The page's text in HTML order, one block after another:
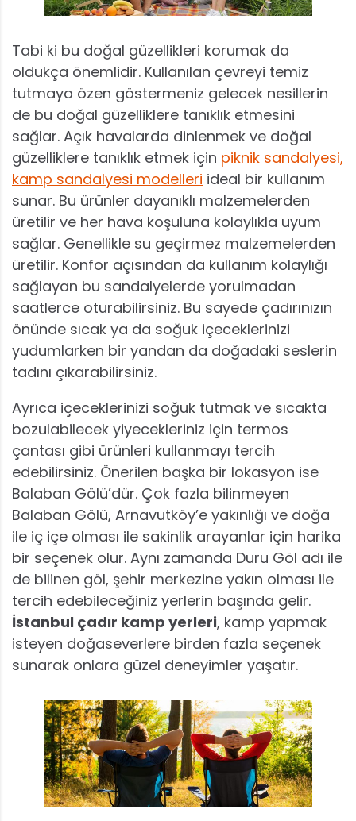
Tabi ki bu doğal güzellikleri korumak da
oldukça önemlidir. Kullanılan çevreyi temiz
tutmaya özen göstermeniz gelecek nesillerin
de bu doğal güzelliklere tanıklık etmesini
sağlar. Açık havalarda dinlenmek ve doğal
güzelliklere tanıklık etmek için piknik sandalyesi,
kamp sandalyesi modelleri ideal bir kullanım
sunar. Bu ürünler dayanıklı malzemelerden
üretilir ve her hava koşuluna kolaylıkla uyum
sağlar. Genellikle su geçirmez malzemelerden
üretilir. Konfor açısından da kullanım kolaylığı
sağlayan bu sandalyelerde yorulmadan
saatlerce oturabilirsiniz. Bu sayede çadırınızın
önünde sıcak ya da soğuk içeceklerinizi
yudumlarken bir yandan da doğadaki seslerin
tadını çıkarabilirsiniz.
Ayrıca içeceklerinizi soğuk tutmak ve sıcakta
bozulabilecek yiyecekleriniz için termos
çantası gibi ürünleri kullanmayı tercih
edebilirsiniz. Önerilen başka bir lokasyon ise
Balaban Gölü’dür. Çok fazla bilinmeyen
Balaban Gölü, Arnavutköy’e yakınlığı ve doğa
ile iç içe olması ile sakinlik arayanlar için harika
bir seçenek olur. Aynı zamanda Duru Göl adı ile
de bilinen göl, şehir merkezine yakın olması ile
tercih edebileceğiniz yerlerin başında gelir.
İstanbul çadır kamp yerleri, kamp yapmak
isteyen doğaseverlere birden fazla seçenek
sunarak onlara güzel deneyimler yaşatır.